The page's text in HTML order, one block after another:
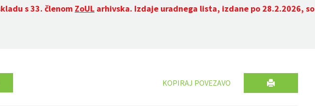
s 33. členom ZoUL arhivska. Izdaje uradnega lista, izdane po 28.2.2026, so
KOPIRAJ POVEZAVO